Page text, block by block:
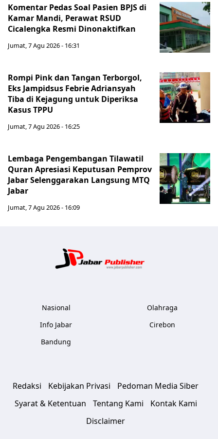
Komentar Pedas Soal Pasien BPJS di
Kamar Mandi, Perawat RSUD
Cicalengka Resmi Dinonaktifkan
Jumat, 7 Agu 2026 - 16:31
Rompi Pink dan Tangan Terborgol,
Eks Jampidsus Febrie Adriansyah
Tiba di Kejagung untuk Diperiksa
Kasus TPPU
Jumat, 7 Agu 2026 - 16:25
Lembaga Pengembangan Tilawatil
Quran Apresiasi Keputusan Pemprov
Jabar Selenggarakan Langsung MTQ
Jabar
Jumat, 7 Agu 2026 - 16:09
Nasional
Info Jabar
Bandung
Olahraga
Cirebon
Redaksi Kebijakan Privasi
Pedoman Media Siber
Syarat & Ketentuan
Tentang Kami
Kontak Kami
Disclaimer